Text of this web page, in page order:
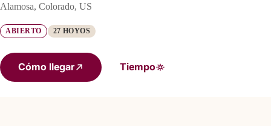
Alamosa, Colorado, US
ABIERTO 27 HOYOS
Cómo llegar Tiempo